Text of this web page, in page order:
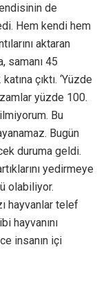
de
Hem kendi hem
aktaran
samanı 45
çıktı. ‘Yüzde
yüzde 100.
Bu
Bugün
duruma geldi.
yedirmeye
olabiliyor.
hayvanlar telef
hayvanını
insanın içi